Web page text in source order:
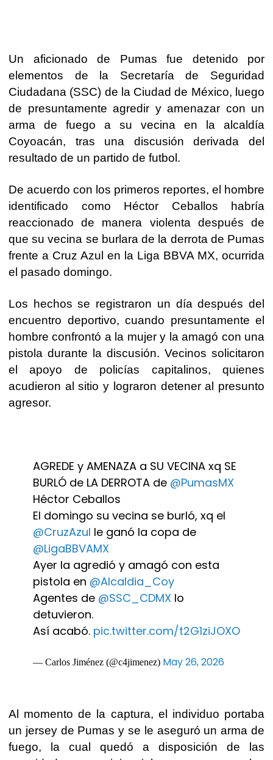
Un aficionado de Pumas fue detenido por
elementos de la Secretaría de Seguridad
Ciudadana (SSC) de la Ciudad de México, luego
de presuntamente agredir y amenazar con un
arma de fuego a su vecina en la alcaldía
Coyoacán, tras una discusión derivada del
resultado de un partido de futbol.
De acuerdo con los primeros reportes, el hombre
identificado como Héctor Ceballos habría
reaccionado de manera violenta después de
que su vecina se burlara de la derrota de Pumas
frente a Cruz Azul en la Liga BBVA MX, ocurrida
el pasado domingo.
Los hechos se registraron un día después del
encuentro deportivo, cuando presuntamente el
hombre confrontó a la mujer y la amagó con una
pistola durante la discusión. Vecinos solicitaron
el apoyo de policías capitalinos, quienes
acudieron al sitio y lograron detener al presunto
agresor.
AGREDE y AMENAZA a SU VECINA xq SE
BURLÓ de LA DERROTA de @PumasMX
Héctor Ceballos
El domingo su vecina se burló, xq el
@CruzAzul le ganó la copa de
@LigaBBVAMX
Ayer la agredió y amagó con esta
pistola en @Alcaldia_Coy
Agentes de @SSC_CDMX lo
detuvieron.
Así acabó. pic.twitter.com/t2G1ziJOXO
— Carlos Jiménez (@c4jimenez) May 26, 2026
Al momento de la captura, el individuo portaba
un jersey de Pumas yse le aseguró un arma de
fuego, la cual quedó a disposición de las